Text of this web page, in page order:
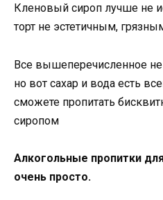
Кленовый сироп лучше не
торт не эстетичным,
Все вышеперечисленное не
но вот сахар и вода есть
сможете пропитать
сиропом
Алкогольные пропитки
очень просто.